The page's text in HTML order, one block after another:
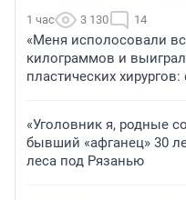
1 час 3 130 14
«Меня исполосовали
килограммов и
пластических
«Уголовник я, родные
бывший «афганец» 30
леса под Рязанью